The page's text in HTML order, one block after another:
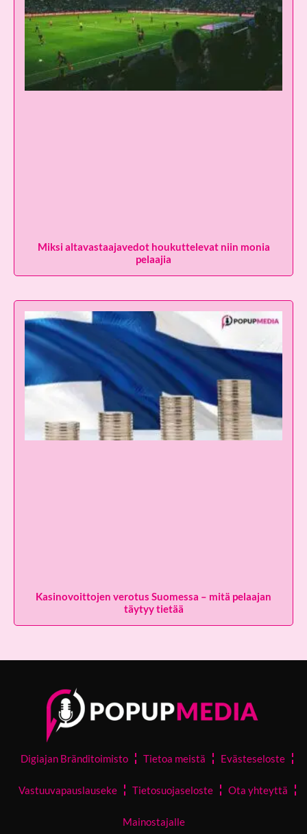
Miksi altavastaajavedot houkuttelevat niin monia
pelaajia
Kasinovoittojen verotus Suomessa – mitä pelaajan
täytyy tietää
Digiajan Bränditoimisto Tietoa meistä Evästeseloste
Vastuuvapauslauseke Tietosuojaseloste Ota yhteyttä
Mainostajalle